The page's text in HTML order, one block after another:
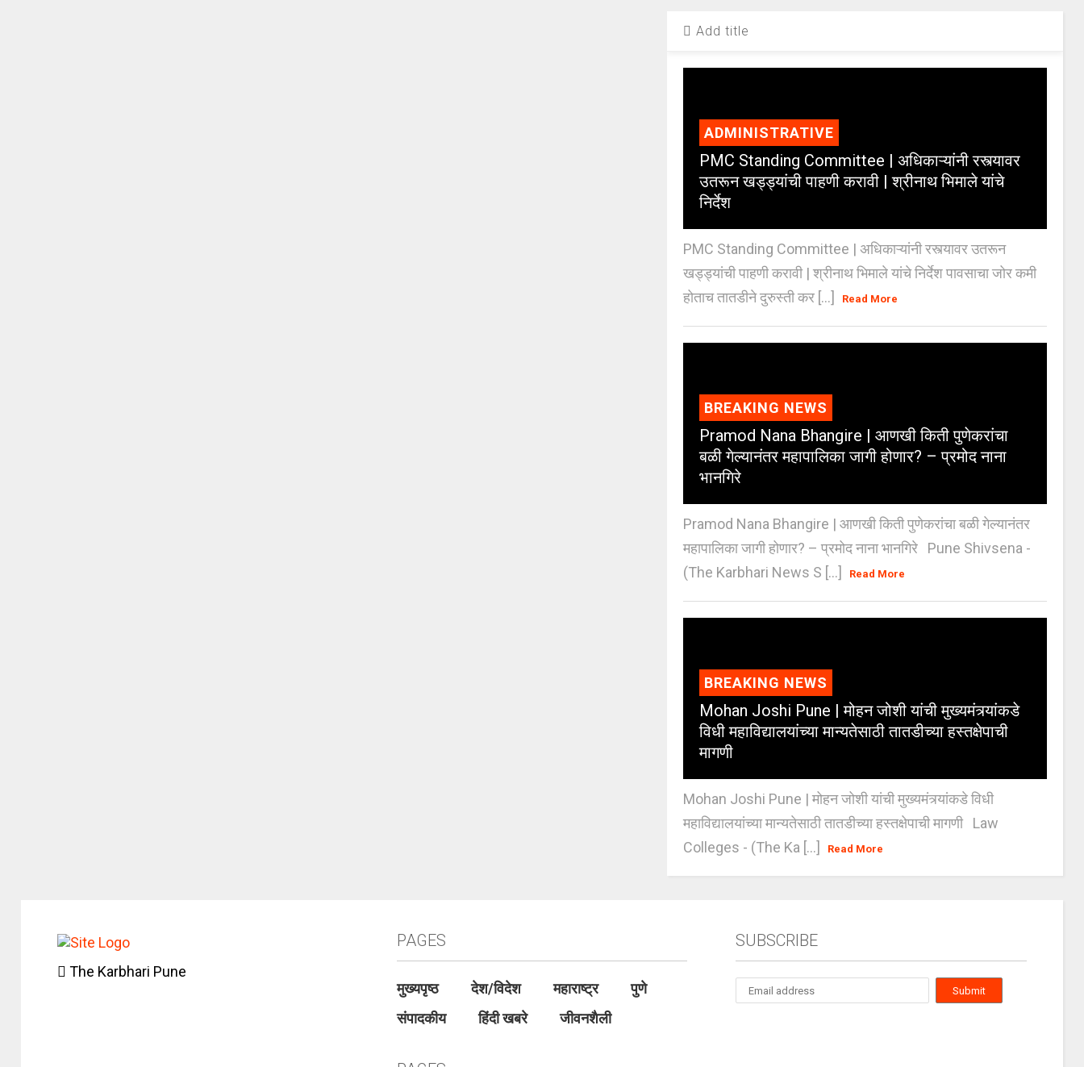
Add title
ADMINISTRATIVE
PMC Standing Committee | अधिकाऱ्यांनी रस्त्यावर
उतरून खड्ड्यांची पाहणी करावी | श्रीनाथ भिमाले यांचे
निर्देश
PMC Standing Committee | अधिकाऱ्यांनी रस्त्यावर उतरून
खड्ड्यांची पाहणी करावी | श्रीनाथ भिमाले यांचे निर्देश पावसाचा जोर कमी
होताच तातडीने दुरुस्ती कर [...]
Read More
BREAKING NEWS
Pramod Nana Bhangire | आणखी किती पुणेकरांचा
बळी गेल्यानंतर महापालिका जागी होणार? – प्रमोद नाना
भानगिरे
Pramod Nana Bhangire | आणखी किती पुणेकरांचा बळी गेल्यानंतर
महापालिका जागी होणार? – प्रमोद नाना भानगिरे Pune Shivsena -
(The Karbhari News S [...]
Read More
BREAKING NEWS
Mohan Joshi Pune | मोहन जोशी यांची मुख्यमंत्र्यांकडे
विधी महाविद्यालयांच्या मान्यतेसाठी तातडीच्या हस्तक्षेपाची
मागणी
Mohan Joshi Pune | मोहन जोशी यांची मुख्यमंत्र्यांकडे विधी
महाविद्यालयांच्या मान्यतेसाठी तातडीच्या हस्तक्षेपाची मागणी Law
Colleges - (The Ka [...]
Read More
The Karbhari Pune
PAGES
मुख्यपृष्ठ देश/विदेश महाराष्ट्र
पुणे
संपादकीय
हिंदी खबरे जीवनशैली
SUBSCRIBE